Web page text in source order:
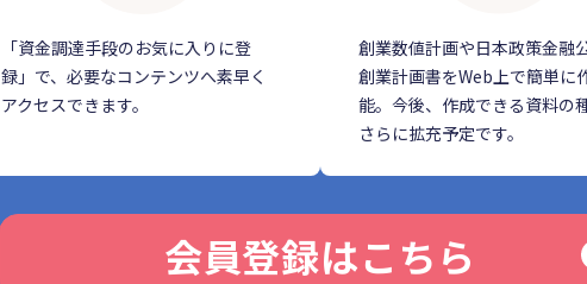
「資金調達手段のお気に入りに登
録」で、必要なコンテンツへ素早く
アクセスできます。
創業数値計画や日本政策金融
創業計画書をWeb上で簡単に
能。今後、作成できる資料の
さらに拡充予定です。
会員登録はこちら